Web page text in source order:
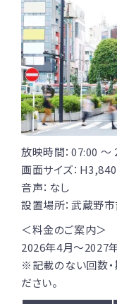
放映時間：07:00 〜
画面サイズ：
音声：なし
設置場所：武蔵野
＜料金のご案内＞
2026年4月〜2027
※記載のない回数
ださい。